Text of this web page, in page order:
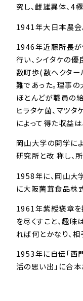
究し、雌雄異体、4
1941年大日本農会
1946年近藤所長が
行い、シイタケの
数町歩(数ヘクター
難であった。理事
ほとんどが職員の
ヒラタケ菌、マツ
によって得た収益
岡山大学の開学に
研究所と改 称し、
1958年に、岡山大
に大阪菌茸食品株
1961年紫綬褒章を
を尽くすこと、趣
れば何とかなり、
1953年に自伝「西
活の思い出」に合